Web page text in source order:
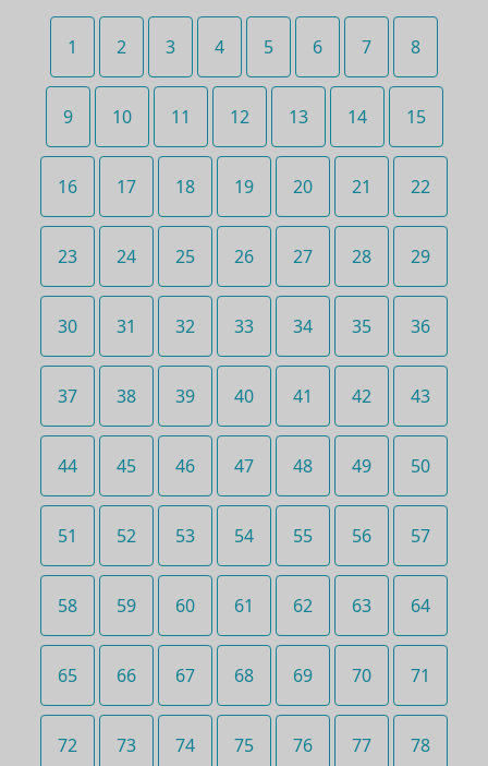
1 2 3 4 5 6 7 8
9 10 11 12 13 14 15
16 17 18 19 20 21 22
23 24 25 26 27 28 29
30 31 32 33 34 35 36
37 38 39 40 41 42 43
44 45 46 47 48 49 50
51 52 53 54 55 56 57
58 59 60 61 62 63 64
65 66 67 68 69 70 71
72 73 74 75 76 77 78